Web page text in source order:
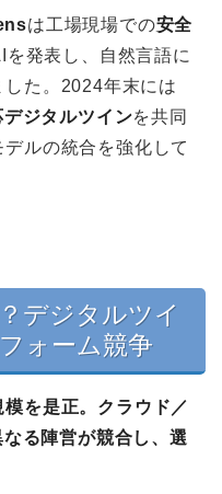
は工場現場での安全
を発表し、自然言語に
た。2024年末には
デジタルツインを共同
ルの統合を強化して
デジタルツイ
ォーム競争
を是正。クラウド／
る陣営が競合し、選